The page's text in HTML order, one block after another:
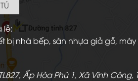
lẻ:
bị nhà bếp, sàn nhựa giả gỗ,
Ấp Hòa Phú 1, Xã Vĩnh Công,